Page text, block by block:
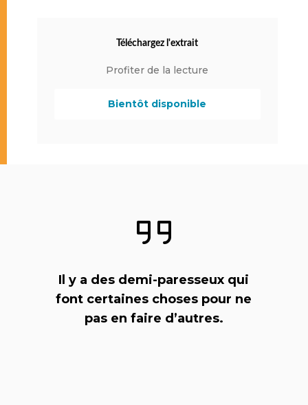
Téléchargez l'extrait
Profiter de la lecture
Bientôt disponible
Il y a des demi-paresseux qui
font certaines choses pour ne
pas en faire d’autres.